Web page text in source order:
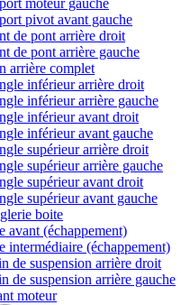
moteur gauche
pivot avant gauche
de pont arrière droit
de pont arrière gauche
arrière complet
inférieur arrière droit
inférieur arrière gauche
inférieur avant droit
inférieur avant gauche
supérieur arrière droit
supérieur arrière gauche
supérieur avant droit
supérieur avant gauche
boite
avant (échappement)
intermédiaire (échappement)
de suspension arrière droit
de suspension arrière gauche
moteur